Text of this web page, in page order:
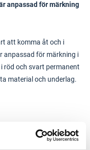
anpassad för märkning
att komma åt och i
anpassad för märkning i
röd och svart permanent
material och underlag.